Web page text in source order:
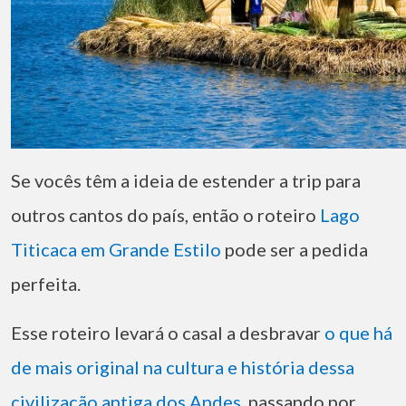
Se vocês têm a ideia de estender a trip para
outros cantos do país, então o roteiro Lago
Titicaca em Grande Estilo pode ser a pedida
perfeita.
Esse roteiro levará o casal a desbravar o que há
de mais original na cultura e história dessa
civilização antiga dos Andes , passando por